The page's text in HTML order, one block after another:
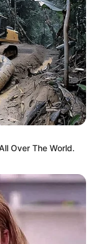
sollicite s.v.p
sur un des
UTILE PAS UTILE
Over The World.